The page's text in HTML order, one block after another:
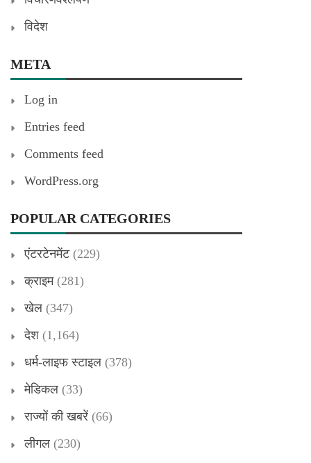
विदेश
META
Log in
Entries feed
Comments feed
WordPress.org
POPULAR CATEGORIES
एंटरटेनमेंट(229)
क्राइम(281)
खेल (347)
देश (1,164)
धर्म-लाइफ स्टाइल (378)
मेडिकल (33)
राज्यों की खबरें (66)
लीगल (230)